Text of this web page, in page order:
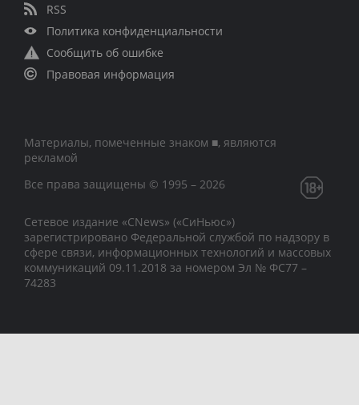
RSS
Политика конфиденциальности
Сообщить об ошибке
Правовая информация
Материалы, помеченные знаком ■, являются
рекламой
Все права защищены © 1995 – 2026
Сетевое издание «CNews» («СиНьюс»)
зарегистрировано Федеральной службой по надзору в
сфере связи, информационных технологий и массовых
коммуникаций 09.11.2018 за номером Эл № ФС77 –
74283